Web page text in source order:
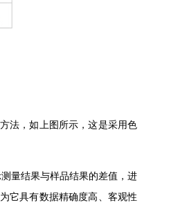
法，如上图所示，这是采用色
量结果与样品结果的差值，进
它具有数据精确度高、客观性